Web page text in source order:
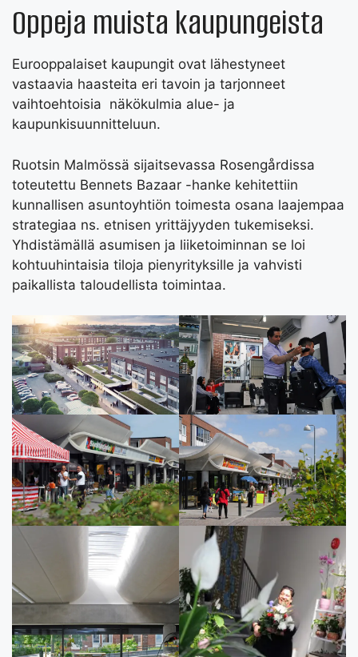
Oppeja muista kaupungeista
Eurooppalaiset kaupungit ovat lähestyneet
vastaavia haasteita eri tavoin ja tarjonneet
vaihtoehtoisia näkökulmia alue- ja
kaupunkisuunnitteluun.
Ruotsin Malmössä sijaitsevassa Rosengårdissa
toteutettu Bennets Bazaar -hanke kehitettiin
kunnallisen asuntoyhtiön toimesta osana laajempaa
strategiaa ns. etnisen yrittäjyyden tukemiseksi.
Yhdistämällä asumisen ja liiketoiminnan se loi
kohtuuhintaisia tiloja pienyrityksille ja vahvisti
paikallista taloudellista toimintaa.